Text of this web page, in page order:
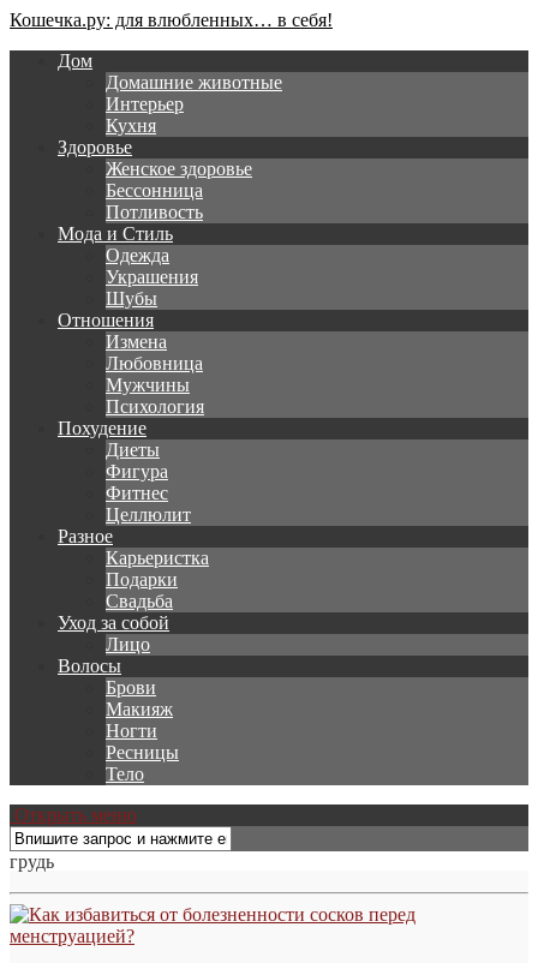
Кошечка.ру: для влюбленных… в себя!
Дом
Домашние животные
Интерьер
Кухня
Здоровье
Женское здоровье
Бессонница
Потливость
Мода и Стиль
Одежда
Украшения
Шубы
Отношения
Измена
Любовница
Мужчины
Психология
Похудение
Диеты
Фигура
Фитнес
Целлюлит
Разное
Карьеристка
Подарки
Свадьба
Уход за собой
Лицо
Волосы
Брови
Макияж
Ногти
Ресницы
Тело
Открыть меню
грудь